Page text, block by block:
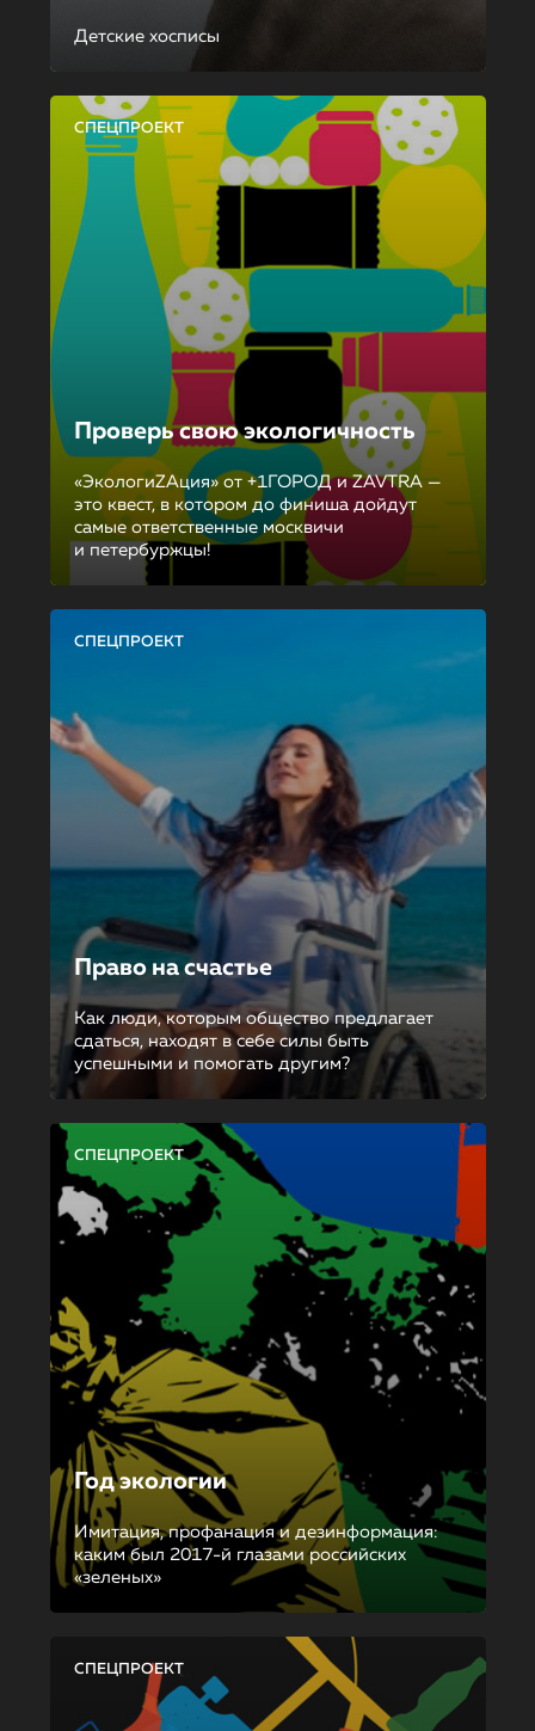
Детские хосписы
СПЕЦПРОЕКТ
Проверь свою экологичность
«ЭкологиZAция» от +1ГОРОД и ZAVTRA —
это квест, в котором до финиша дойдут
самые ответственные москвичи
и петербуржцы!
СПЕЦПРОЕКТ
Право на счастье
Как люди, которым общество предлагает
сдаться, находят в себе силы быть
успешными и помогать другим?
СПЕЦПРОЕКТ
Год экологии
Имитация, профанация и дезинформация:
каким был 2017-й глазами российских
«зеленых»
СПЕЦПРОЕКТ